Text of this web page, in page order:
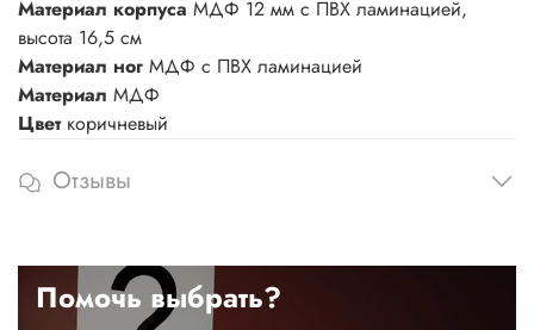
Материал корпуса МДФ 12 мм с ПВХ ламинацией,
высота 16,5 см
Материал ног МДФ с ПВХ ламинацией
Материал МДФ
Цвет коричневый
Отзывы
Помочь выбрать?